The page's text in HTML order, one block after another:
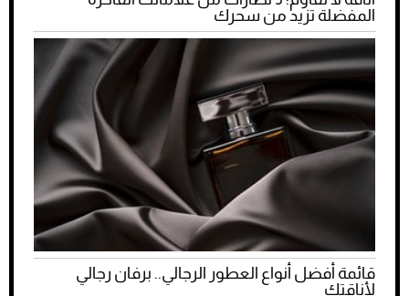
المفضلة تزيد من سحرك
قائمة أفضل أنواع العطور الرجالي.. برفان رجالي
لأناقتك